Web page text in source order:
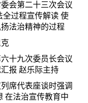
会第二十三次会议
全过程宣传解读 使
法治精神的过程
十九次委员长会议
报 赵乐际主持
席代表座谈时强调
在法治宣传教育中